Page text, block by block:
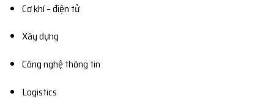
Cơ khí – điện tử
Xây dựng
Công nghệ thông tin
Logistics